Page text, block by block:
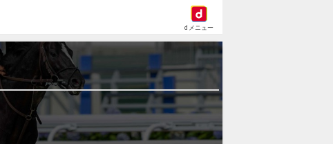
dメニュー